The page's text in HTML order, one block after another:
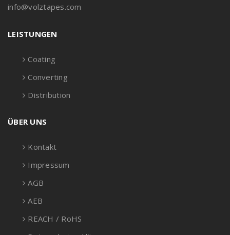
info@volztapes.com
LEISTUNGEN
Coating
Converting
Distribution
ÜBER UNS
Kontakt
Impressum
AGB
AEB
REACH / RoHS